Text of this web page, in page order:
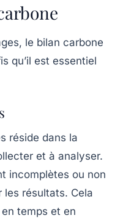
le bilan carbone
qu’il est essentiel
réside dans la
et à analyser.
incomplètes ou non
les résultats. Cela
temps et en